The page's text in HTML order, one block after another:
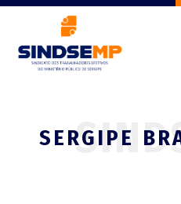
SERGIPE